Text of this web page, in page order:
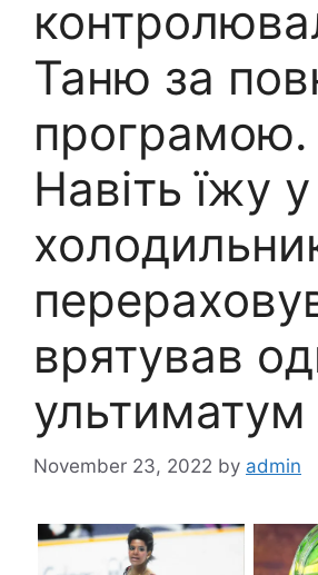
Таню за
програмою.
Навіть їжу у
врятував
ультиматум
November 23, 2022 by admin